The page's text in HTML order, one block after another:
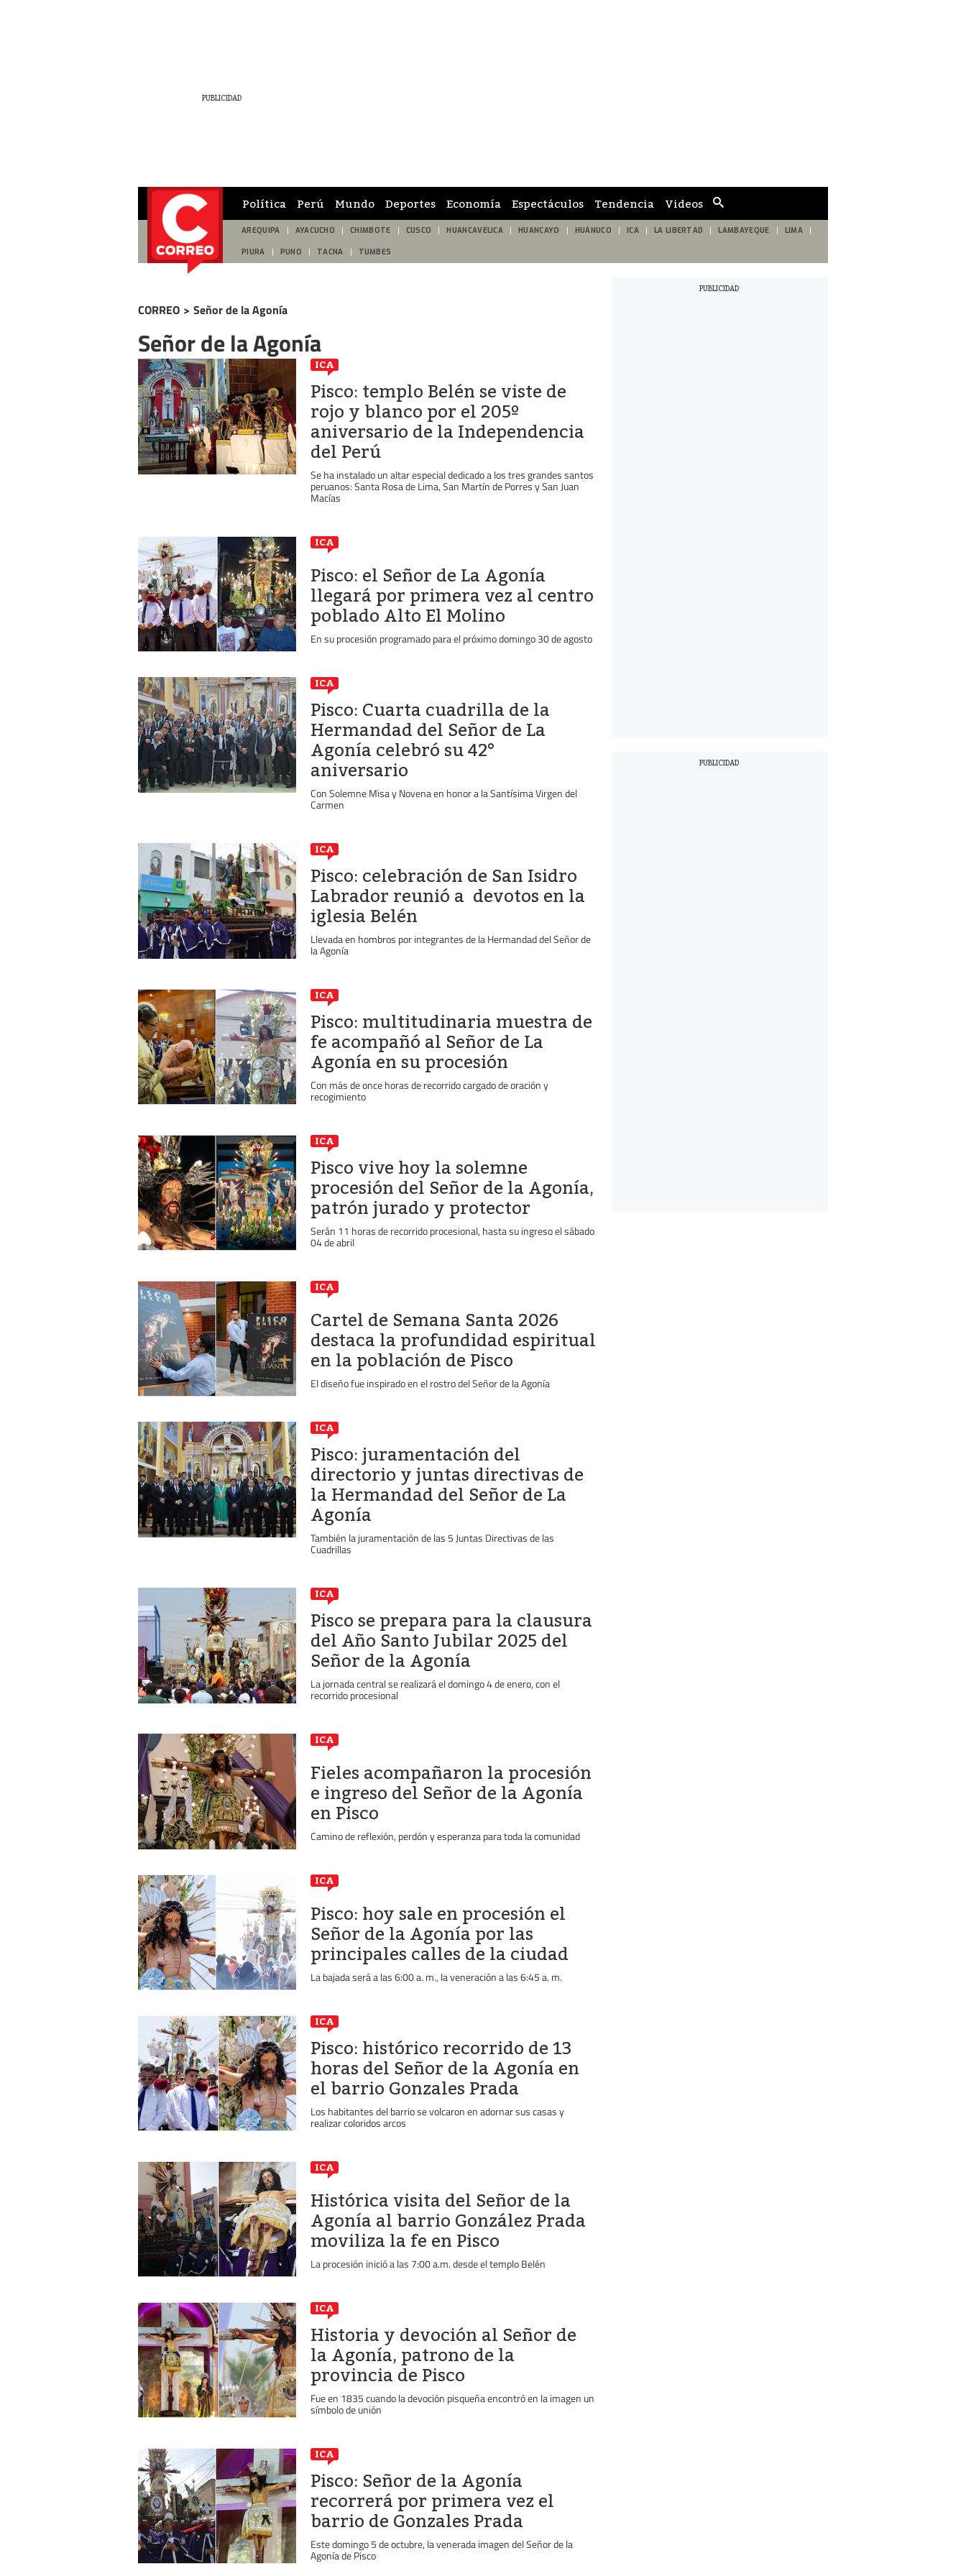
de
búsqueda
Política Perú Mundo Deportes Economía Espectáculos Tendencia Videos
AREQUIPA AYACUCHO CHIMBOTE CUSCO HUANCAVELICA HUANCAYO HUÁNUCO ICA LA LIBERTAD LAMBAYEQUE LIMA
PIURA PUNO TACNA TUMBES
CORREO > Señor de la Agonía
Señor de la Agonía
ICA
Pisco: templo Belén se viste de
rojo y blanco por el 205º
aniversario de la Independencia
del Perú
Se ha instalado un altar especial dedicado a los tres grandes santos
peruanos: Santa Rosa de Lima, San Martín de Porres y San Juan
Macías
ICA
Pisco: el Señor de La Agonía
llegará por primera vez al centro
poblado Alto El Molino
En su procesión programado para el próximo domingo 30 de agosto
ICA
Pisco: Cuarta cuadrilla de la
Hermandad del Señor de La
Agonía celebró su 42°
aniversario
Con Solemne Misa y Novena en honor a la Santísima Virgen del
Carmen
ICA
Pisco: celebración de San Isidro
Labrador reunió a devotos en la
iglesia Belén
Llevada en hombros por integrantes de la Hermandad del Señor de
la Agonía
ICA
Pisco: multitudinaria muestra de
fe acompañó al Señor de La
Agonía en su procesión
Con más de once horas de recorrido cargado de oración y
recogimiento
ICA
Pisco vive hoy la solemne
procesión del Señor de la Agonía,
patrón jurado y protector
Serán 11 horas de recorrido procesional, hasta su ingreso el sábado
04 de abril
ICA
Cartel de Semana Santa 2026
destaca la profundidad espiritual
en la población de Pisco
El diseño fue inspirado en el rostro del Señor de la Agonía
ICA
Pisco: juramentación del
directorio y juntas directivas de
la Hermandad del Señor de La
Agonía
También la juramentación de las 5 Juntas Directivas de las
Cuadrillas
ICA
Pisco se prepara para la clausura
del Año Santo Jubilar 2025 del
Señor de la Agonía
La jornada central se realizará el domingo 4 de enero, con el
recorrido procesional
ICA
Fieles acompañaron la procesión
e ingreso del Señor de la Agonía
en Pisco
Camino de reflexión, perdón y esperanza para toda la comunidad
ICA
Pisco: hoy sale en procesión el
Señor de la Agonía por las
principales calles de la ciudad
La bajada será a las 6:00 a. m., la veneración a las 6:45 a. m.
ICA
Pisco: histórico recorrido de 13
horas del Señor de la Agonía en
el barrio Gonzales Prada
Los habitantes del barrio se volcaron en adornar sus casas y
realizar coloridos arcos
ICA
Histórica visita del Señor de la
Agonía al barrio González Prada
moviliza la fe en Pisco
La procesión inició a las 7:00 a.m. desde el templo Belén
ICA
Historia y devoción al Señor de
la Agonía, patrono de la
provincia de Pisco
Fue en 1835 cuando la devoción pisqueña encontró en la imagen un
símbolo de unión
ICA
Pisco: Señor de la Agonía
recorrerá por primera vez el
barrio de Gonzales Prada
Este domingo 5 de octubre, la venerada imagen del Señor de la
Agonía de Pisco